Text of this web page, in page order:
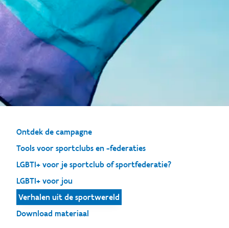
Ontdek de campagne
Tools voor sportclubs en -federaties
LGBTI+ voor je sportclub of sportfederatie?
LGBTI+ voor jou
Verhalen uit de sportwereld
Download materiaal